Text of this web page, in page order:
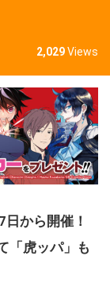
2,029Views
から開催！
「虎ッパ」も